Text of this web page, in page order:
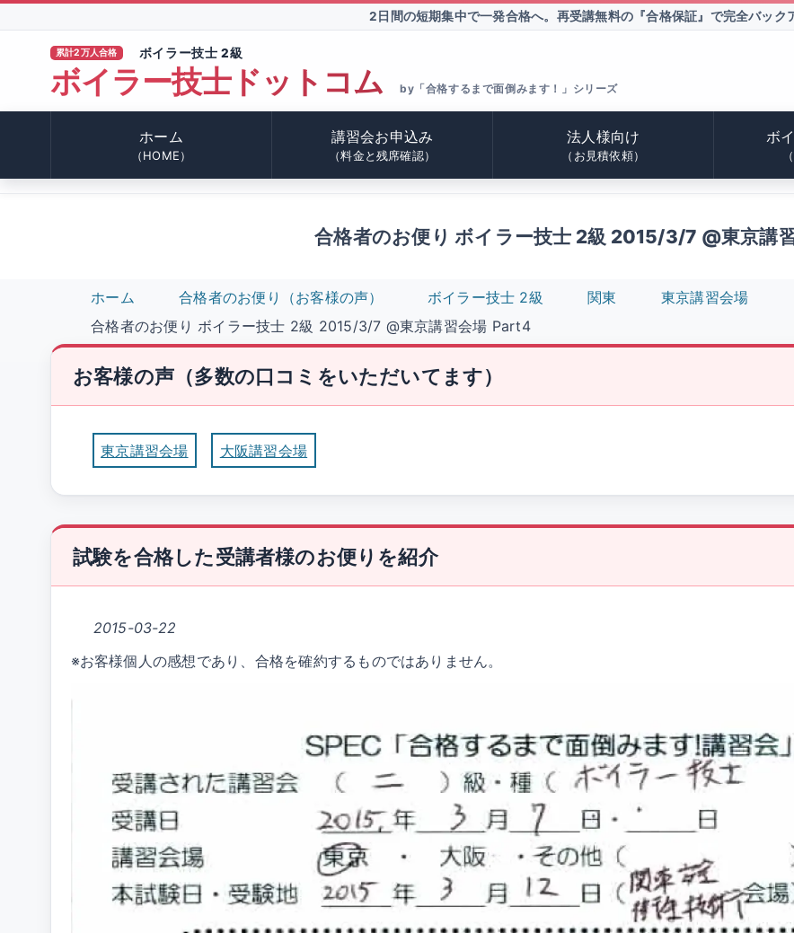
2日間の短期集中で一発合格へ。 再受講無料の『合格保証』で完全バック
累計2万人合格 ボイラー技士 2級
ボイラー技士ドットコム by「合格するまで面倒みます！」シリーズ
ホーム
（HOME）
講習会お申込み
（料金と残席確認）
法人様向け
（お見積依頼）
ボ
合格者のお便り ボイラー技士 2級 2015/3/7 @東京講
ホーム 合格者のお便り（お客様の声） ボイラー技士 2級 関東
東京講習会場
合格者のお便り ボイラー技士 2級 2015/3/7 @東京講習会場 Part4
お客様の声（多数の口コミをいただいてます）
東京講習会場 大阪講習会場
試験を合格した受講者様のお便りを紹介
2015-03-22
※お客様個人の感想であり、合格を確約するものではありません。